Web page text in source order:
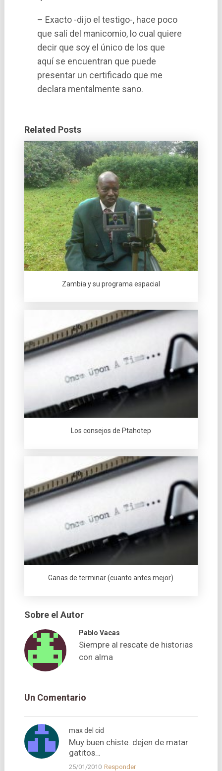
– Exacto -dijo el testigo-, hace poco
que salí­ del manicomio, lo cual quiere
decir que soy el único de los que
aquí­ se encuentran que puede
presentar un certificado que me
declara mentalmente sano.
Related Posts
Zambia y su programa espacial
Los consejos de Ptahotep
Ganas de terminar (cuanto antes mejor)
Sobre el Autor
Pablo Vacas
Siempre al rescate de historias
con alma
Un Comentario
max del cid
Muy buen chiste. dejen de matar
gatitos…
25/01/2010 Responder